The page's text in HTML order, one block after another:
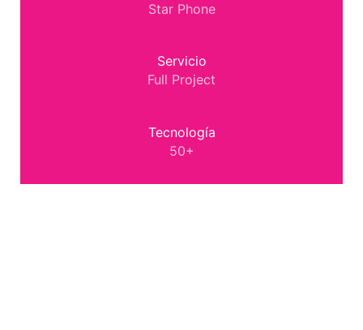
Star Phone
Servicio
Full Project
Tecnología
50+